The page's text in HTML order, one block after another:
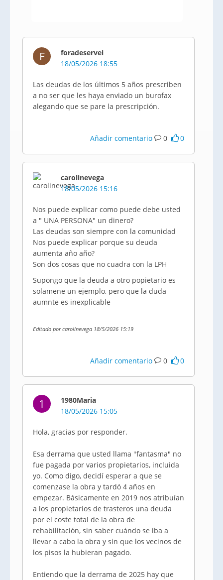
F
foradeservei
18/05/2026 18:55
Las deudas de los últimos 5 años prescriben
a no ser que les haya enviado un burofax
alegando que se pare la prescripción.
Añadir comentario 0 0
carolinevega
18/05/2026 15:16
Nos puede explicar como puede debe usted
a " UNA PERSONA" un dinero?
Las deudas son siempre con la comunidad
Nos puede explicar porque su deuda
aumenta año año?
Son dos cosas que no cuadra con la LPH
Supongo que la deuda a otro popietario es
solamene un ejemplo, pero que la duda
aumnte es inexplicable
Editado por carolinevega 18/5/2026 15:19
Añadir comentario 0 0
1
1980Maria
18/05/2026 15:05
Hola, gracias por responder.
Esa derrama que usted llama "fantasma" no
fue pagada por varios propietarios, incluida
yo. Como digo, decidí esperar a que se
comenzase la obra y tardó 4 años en
empezar. Básicamente en 2019 nos atribuían
a los propietarios de trasteros una deuda
por el coste total de la obra de
rehabilitación, sin saber cuándo se iba a
llevar a cabo la obra y sin que los vecinos de
los pisos la hubieran pagado.
Entiendo que la derrama de 2025 hay que